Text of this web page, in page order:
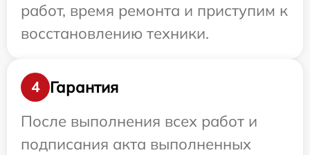
работ, время ремонта и приступим к
восстановлению техники.
4
Гарантия
После выполнения всех работ и
подписания акта выполненных